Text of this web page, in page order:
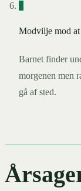
6
Modvilje mod
Barnet finder
morgenen men
gå af sted.